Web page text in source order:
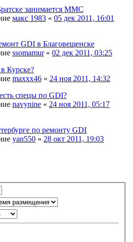
занимается ММС
макс 1983 « 05 дек 2011, 16:01
GDI в Благовещенске
ssomamur« 02 дек 2011, 03:25
Курске?
maxxx46 « 24 ноя 2011, 14:32
спецы по GDI?
navynine « 24 ноя 2011, 05:17
по ремонту GDI
yan550 « 28 окт 2011, 19:03